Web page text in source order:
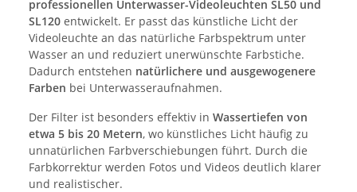
professionellen Unterwasser-Videoleuchten SL50 und
SL120 entwickelt. Er passt das künstliche Licht der
Videoleuchte an das natürliche Farbspektrum unter
Wasser an und reduziert unerwünschte Farbstiche.
Dadurch entstehen natürlichere und ausgewogenere
Farben bei Unterwasseraufnahmen.
Der Filter ist besonders effektiv in Wassertiefen von
etwa 5 bis 20 Metern, wo künstliches Licht häufig zu
unnatürlichen Farbverschiebungen führt. Durch die
Farbkorrektur werden Fotos und Videos deutlich klarer
und realistischer.